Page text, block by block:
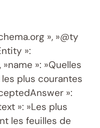
», »@ty
»:
»: »Quelles
plus courantes
»:
»: »Les plus
les feuilles de